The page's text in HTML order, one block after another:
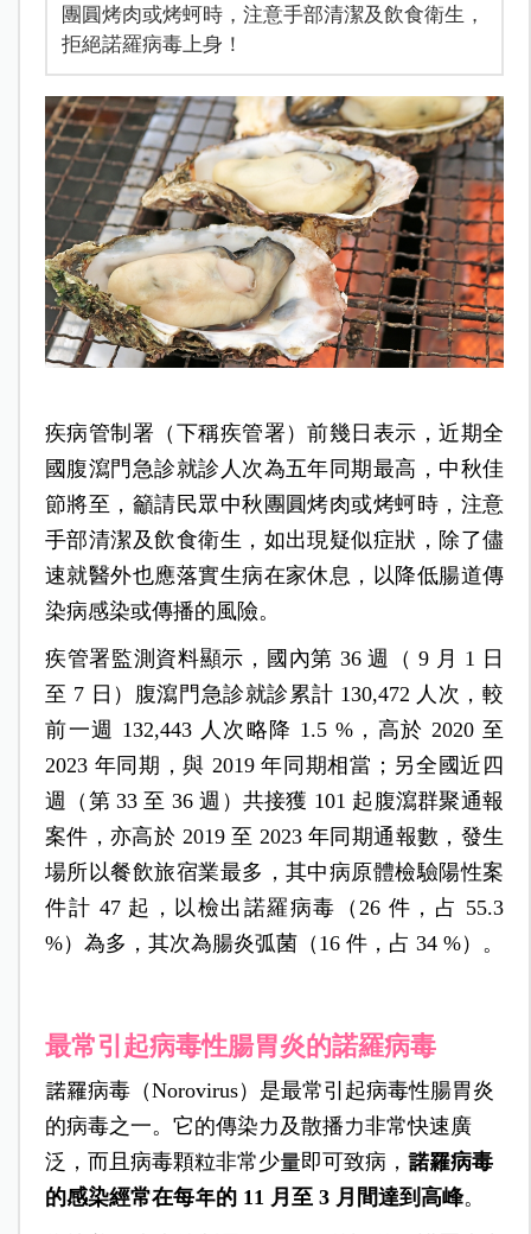
團圓烤肉或烤蚵時，注意手部清潔及飲食衛生，
拒絕諾羅病毒上身！
疾病管制署（下稱疾管署）前幾日表示，近期全
國腹瀉門急診就診人次為五年同期最高，中秋佳
節將至，籲請民眾中秋團圓烤肉或烤蚵時，注意
手部清潔及飲食衛生，如出現疑似症狀，除了儘
速就醫外也應落實生病在家休息，以降低腸道傳
染病感染或傳播的風險。
疾管署監測資料顯示，國內第 36 週（ 9 月 1 日
至 7 日）腹瀉門急診就診累計 130,472 人次，較
前一週 132,443 人次略降 1.5 %，高於 2020 至
2023 年同期，與 2019 年同期相當；另全國近四
週（第 33 至 36 週）共接獲 101 起腹瀉群聚通報
案件，亦高於 2019 至 2023 年同期通報數，發生
場所以餐飲旅宿業最多，其中病原體檢驗陽性案
件計 47 起，以檢出諾羅病毒（26 件，占 55.3
%）為多，其次為腸炎弧菌（16 件，占 34 %）。
最常引起病毒性腸胃炎的諾羅病毒
諾羅病毒（Norovirus）是最常引起病毒性腸胃炎
的病毒之一。它的傳染力及散播力非常快速廣
泛，而且病毒顆粒非常少量即可致病， 諾羅病毒
的感染經常在每年的 11 月至 3 月間達到高峰。